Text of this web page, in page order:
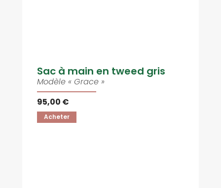
Sac à main en tweed gris
Modèle « Grace »
95,00 €
Acheter